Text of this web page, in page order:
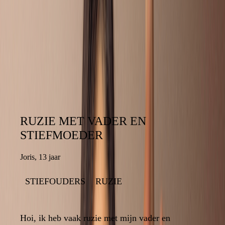
ZOEK OP HET FORUM NAAR
VRAGEN VAN ANDEREN
RUZIE MET VADER EN
STIEFMOEDER
Joris, 13 jaar
STIEFOUDERS RUZIE
Hoi, ik heb vaak ruzie met mijn vader en
RUZIE MET VADER EN
RUZIE
Hoi, ik heb vaak ruzie met mijn vader en